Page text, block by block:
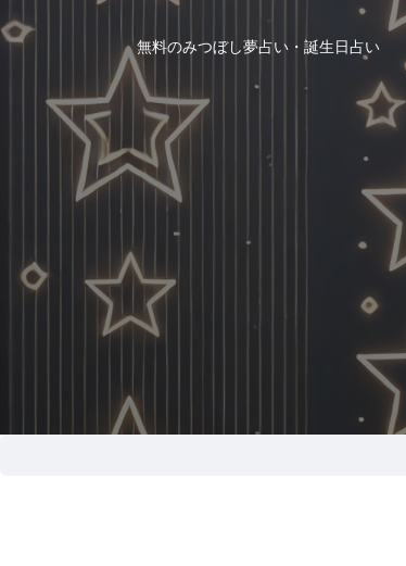
無料のみつぼし夢占い・誕生日占い